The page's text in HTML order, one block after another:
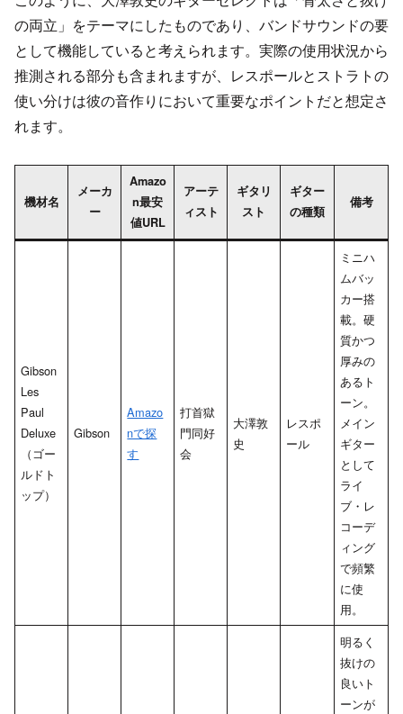
の両立」をテーマにしたものであり、バンドサウンドの要
として機能していると考えられます。実際の使用状況から
推測される部分も含まれますが、レスポールとストラトの
使い分けは彼の音作りにおいて重要なポイントだと想定さ
れます。
機材名
メーカ
ー
Amazo
n最安
値URL
アーテ
ィスト
ギタリ
スト
ギター
の種類
備考
Gibson
Les
Paul
Deluxe
（ゴー
ルドト
ップ）
Gibson
Amazo
nで探
す
打首獄
門同好
会
大澤敦
史
レスポ
ール
ミニハ
ムバッ
カー搭
載。硬
質かつ
厚みの
あるト
ーン。
メイン
ギター
として
ライ
ブ・レ
コーデ
ィング
で頻繁
に使
用。
明るく
抜けの
良いト
ーンが